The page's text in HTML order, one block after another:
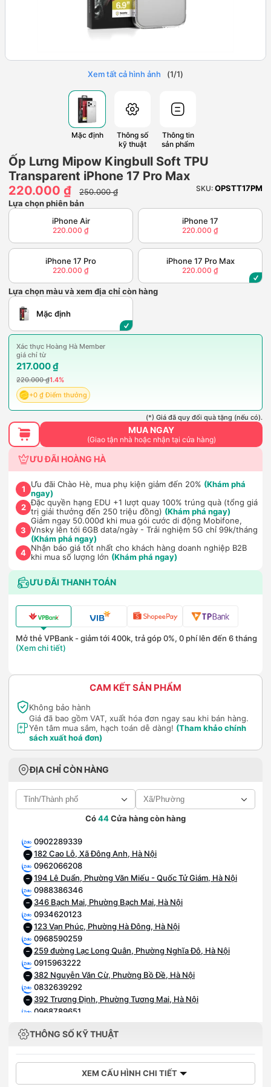
Xem tất cả hình ảnh (1/1)
Mặc định
Thông số
kỹ thuật
Thông tin
sản phẩm
Ốp Lưng Mipow Kingbull Soft TPU
Transparent iPhone 17 Pro Max
220.000 ₫
250.000 ₫ SKU: OPSTT17PM
Lựa chọn phiên bản
iPhone Air
220.000 ₫
iPhone 17
220.000 ₫
iPhone 17 Pro
220.000 ₫
iPhone 17 Pro Max
220.000 ₫
Lựa chọn màu và xem địa chỉ còn hàng
Mặc định
Xác thực Hoàng Hà Member
giá chỉ từ
217.000 ₫
220.000 ₫1.4%
+0 ₫ Điểm thưởng
(*) Giá đã quy đổi quà tặng (nếu có).
MUA NGAY
(Giao tận nhà hoặc nhận tại cửa hàng)
ƯU ĐÃI HOÀNG HÀ
1 Ưu đãi Chào Hè, mua phụ kiện giảm đến 20% (Khám phá
ngay)
2 Đặc quyền hạng EDU +1 lượt quay 100% trúng quà (tổng giá
trị giải thưởng đến 250 triệu đồng) (Khám phá ngay)
3
Giảm ngay 50.000đ khi mua gói cước di động Mobifone,
Vnsky lên tới 6GB data/ngày - Trải nghiệm 5G chỉ 99k/tháng
(Khám phá ngay)
4 Nhận báo giá tốt nhất cho khách hàng doanh nghiệp B2B
khi mua số lượng lớn (Khám phá ngay)
ƯU ĐÃI THANH TOÁN
Mở thẻ VPBank - giảm tới 400k, trả góp 0%, 0 phí lên đến 6 tháng
(Xem chi tiết)
CAM KẾT SẢN PHẨM
Không bảo hành
Giá đã bao gồm VAT, xuất hóa đơn ngay sau khi bán hàng.
Yên tâm mua sắm, hạch toán dễ dàng! (Tham khảo chính
sách xuất hoá đơn)
ĐỊA CHỈ CÒN HÀNG
Có44Cửa hàng còn hàng
0902289339
182 Cao Lỗ, Xã Đông Anh, Hà Nội
0962066208
194 Lê Duẩn, Phường Văn Miếu - Quốc Tử Giám, Hà Nội
0988386346
346 Bạch Mai, Phường Bạch Mai, Hà Nội
0934620123
123 Vạn Phúc, Phường Hà Đông, Hà Nội
0968590259
259 đường Lạc Long Quân, Phường Nghĩa Đô, Hà Nội
0915963222
382 Nguyễn Văn Cừ, Phường Bồ Đề, Hà Nội
0832639292
392 Trương Định, Phường Tương Mai, Hà Nội
0968789651
0936396799
188Ter Trần Quang Khải, Phường Tân Định, Hồ Chí Minh
0828252255
THÔNG SỐ KỸ THUẬT
XEM CẤU HÌNH CHI TIẾT